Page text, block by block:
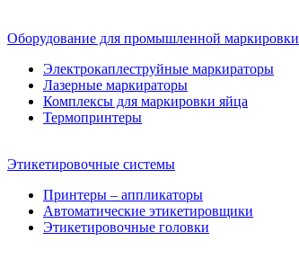
Оборудование для промышленной маркировки
Электрокаплеструйные маркираторы
Лазерные маркираторы
Комплексы для маркировки яйца
Термопринтеры
Этикетировочные системы
Принтеры – аппликаторы
Автоматические этикетировщики
Этикетировочные головки